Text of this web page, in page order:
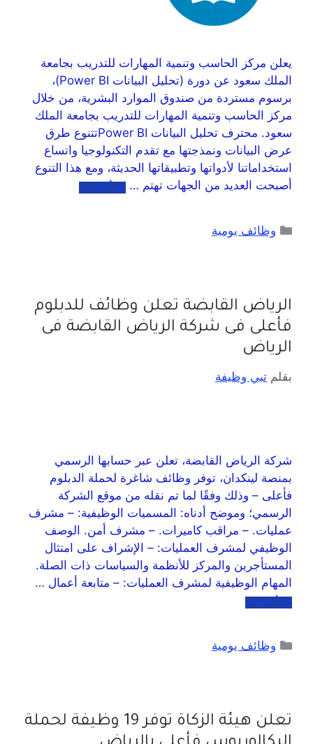
يعلن مركز الحاسب وتنمية المهارات للتدريب بجامعة
الملك سعود عن دورة (تحليل البيانات Power BI)،
برسوم مستردة من صندوق الموارد البشرية، من خلال
مركز الحاسب وتنمية المهارات للتدريب بجامعة الملك
سعود‬⁩. محترف تحليل البيانات Power BI‎تتنوع طرق
عرض البيانات ونمذجتها مع تقدم التكنولوجيا واتساع
استخداماتنا لأدواتها وتطبيقاتها الحديثة، ومع هذا التنوع
أصبحت العديد من الجهات تهتم … اقرأ المزيد
وظائف يومية
الرياض القابضة تعلن وظائف للدبلوم
فأعلى فى شركة الرياض القابضة فى
الرياض
بقلم تبي وظيفة
شركة الرياض القابضة، تعلن عبر حسابها الرسمي
بمنصة لينكدان، توفر وظائف شاغرة لحملة الدبلوم
فأعلى – وذلك وفقًا لما تم نقله من موقع الشركة
الرسمي؛ وموضح أدناه: المسميات الوظيفية: – مشرف
عمليات. – مراقب كاميرات. – مشرف أمن. الوصف
الوظيفي لمشرف العمليات: – الإشراف على امتثال
المستأجرين والمركز للأنظمة والسياسات ذات الصلة.
المهام الوظيفية لمشرف العمليات: – متابعة أعمال …
اقرأ المزيد
وظائف يومية
تعلن هيئة الزكاة توفر 19 وظيفة لحملة